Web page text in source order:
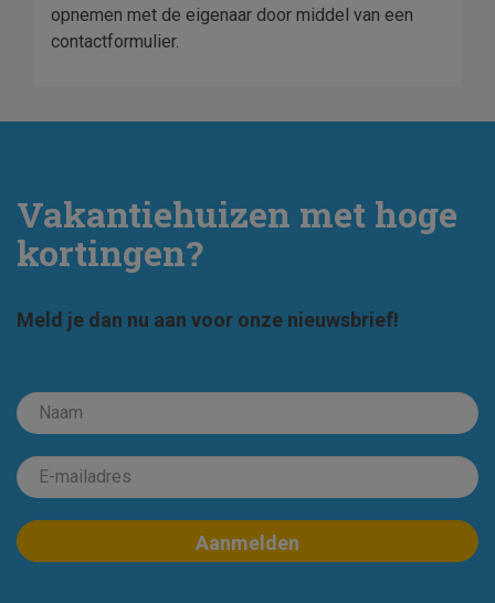
opnemen met de eigenaar door middel van een
contactformulier.
Vakantiehuizen met hoge
kortingen?
Meld je dan nu aan voor onze nieuwsbrief!